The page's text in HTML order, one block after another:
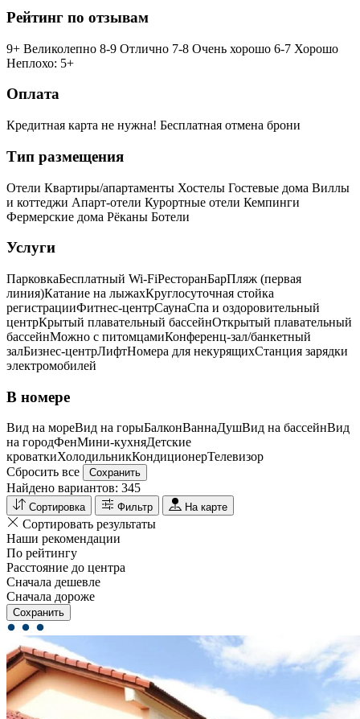
Рейтинг по отзывам
9+ Великолепно 8-9 Отлично 7-8 Очень хорошо 6-7 Хорошо
Неплохо: 5+
Оплата
Кредитная карта не нужна! Бесплатная отмена брони
Тип размещения
Отели Квартиры/апартаменты Хостелы Гостевые дома Виллы
и коттеджи Апарт-отели Курортные отели Кемпинги
Фермерские дома Рёканы Ботели
Услуги
ПарковкаБесплатный Wi-FiРесторанБарПляж (первая
линия)Катание на лыжахКруглосуточная стойка
регистрацииФитнес-центрСаунаСпа и оздоровительный
центрКрытый плавательный бассейнОткрытый плавательный
бассейнМожно с питомцамиКонференц-зал/банкетный
залБизнес-центрЛифтНомера для некурящихCтанция зарядки
электромобилей
В номере
Вид на мореВид на горыБалконВаннаДушВид на бассейнВид
на городФенМини-кухняДетские
кроваткиХолодильникКондиционерТелевизор
Сбросить все
Сохранить
Найдено вариантов: 345
Сортировка Фильтр На карте
Сортировать результаты
Наши рекомендации
По рейтингу
Расстояние до центра
Сначала дешевле
Сначала дороже
Сохранить